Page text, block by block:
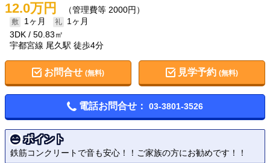
12.0万円 （管理費等 2000円）
1ヶ月
1ヶ月
3DK
50.83㎡
宇都宮線 尾久駅 徒歩4分
お問合せ (無料) 見学予約(無料)
電話お問合せ： 03-3801-3526
ポイント
鉄筋コンクリートで音も安心！！ご家族の方にお勧めです！！